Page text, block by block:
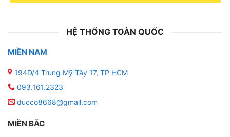
HỆ THỐNG TOÀN QUỐC
MIỀN NAM
194D/4 Trung Mỹ Tây 17, TP HCM
093.161.2323
ducco8668@gmail.com
MIỀN BẮC